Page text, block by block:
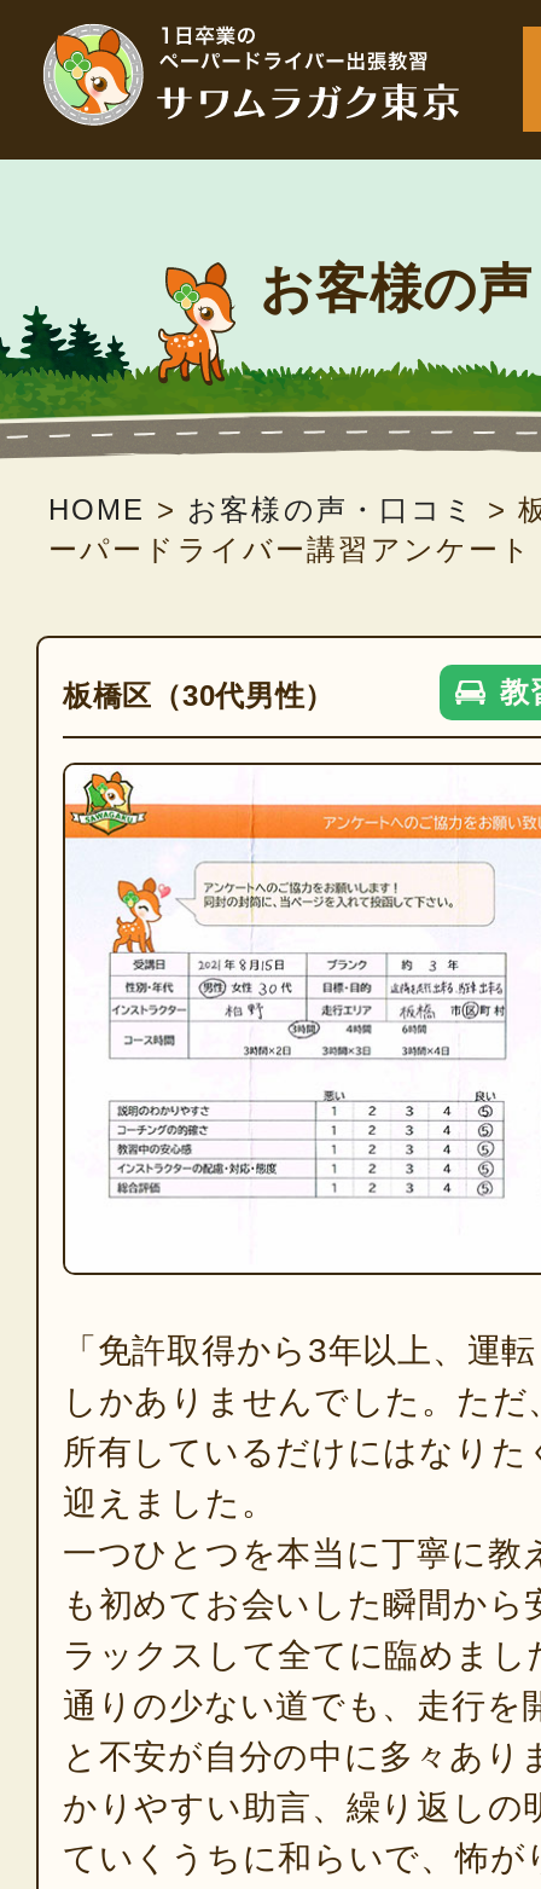
お客様の
HOME > お客様の声・口コミ >
ーパードライバー講習アンケート
板橋区（30代男性） 教
「免許取得から3年以上、運
しかありませんでした。た
所有しているだけにはなりた
迎えました。
一つひとつを本当に丁寧に教
も初めてお会いした瞬間から
ラックスして全てに臨めまし
通りの少ない道でも、走行を
と不安が自分の中に多々あり
かりやすい助言、繰り返しの
ていくうちに和らいで、怖が